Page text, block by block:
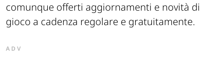
comunque offerti aggiornamenti e novità di
gioco a cadenza regolare e gratuitamente.
ADV